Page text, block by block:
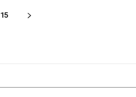
15